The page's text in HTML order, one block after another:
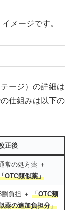
メージです。
ージ）の詳細は
仕組みは以下の
正後
常の処方薬 ＋
OTC類似薬」
割負担 ＋「OTC類
薬の追加負担分」